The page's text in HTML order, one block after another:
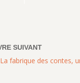
La fabrique des contes,